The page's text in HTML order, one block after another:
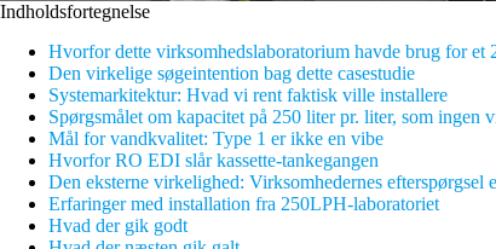
Indholdsfortegnelse
Hvorfor dette virksomhedslaboratorium havde brug for et
Den virkelige søgeintention bag dette casestudie
Systemarkitektur: Hvad vi rent faktisk ville installere
Spørgsmålet om kapacitet på 250 liter pr. liter, som ingen
Mål for vandkvalitet: Type 1 er ikke en vibe
Hvorfor RO EDI slår kassette-tankegangen
Den eksterne virkelighed: Virksomhedernes efterspørgsel
Erfaringer med installation fra 250LPH-laboratoriet
Hvad der gik godt